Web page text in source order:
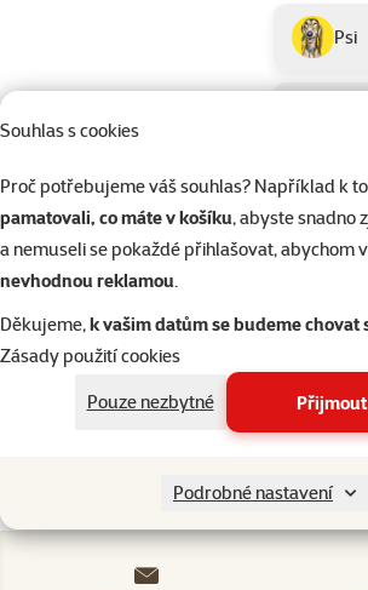
Souhlas s cookies
Proč potřebujeme váš souhlas? Například k
pamatovali, co máte v košíku, abyste snadno
a nemuseli se pokaždé přihlašovat, abychom
nevhodnou reklamou.
Děkujeme,k vašim datům se budeme chovat
Zásady použití cookies
Pouze nezbytné
Podrobné nastavení
Podkategorie
Psi
Filtrovat
Kočky >
Seřadit
206 prodejen, jsme vám blízko